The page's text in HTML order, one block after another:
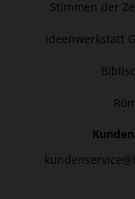
Stimmen der
Ideenwerkstatt